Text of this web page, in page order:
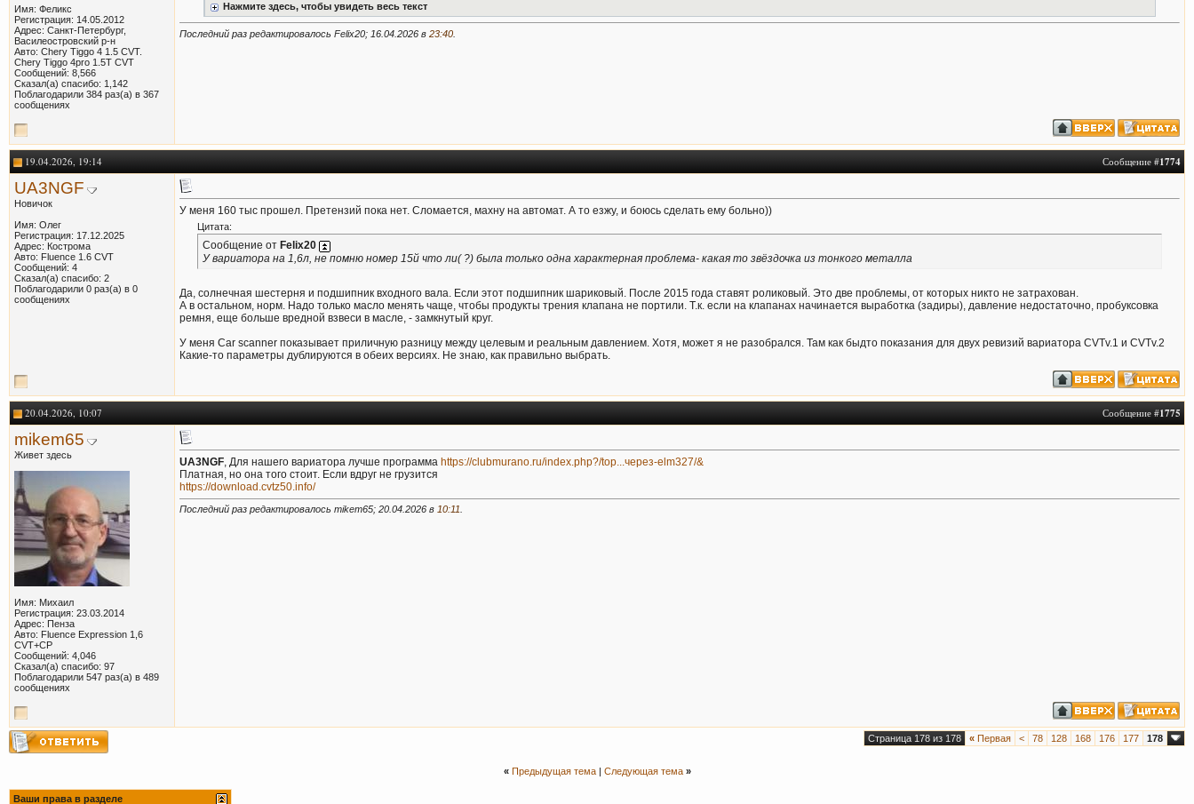
Имя: Феликс
Регистрация: 14.05.2012
Адрес: Санкт-Петербург,
Василеостровский р-н
Авто: Chery Tiggo 4 1.5 CVT.
Chery Tiggo 4pro 1.5T CVT
Сообщений: 8,566
Сказал(а) спасибо: 1,142
Поблагодарили 384 раз(а) в 367
сообщениях
Нажмите здесь, чтобы увидеть весь текст
Последний раз редактировалось Felix20; 16.04.2026 в 23:40
19.04.2026, 19:14 Сообщение #1774
UA3NGF
Новичок
Имя: Олег
Регистрация: 17.12.2025
Адрес: Кострома
Авто: Fluence 1.6 CVT
Сообщений: 4
Сказал(а) спасибо: 2
Поблагодарили 0 раз(а) в 0
сообщениях
У меня 160 тыс прошел. Претензий пока нет. Сломается, махну на автомат. А то езжу, и боюсь сделать ему больно))
Цитата:
Сообщение от Felix20
У вариатора на 1,6л, не помню номер 15й что ли( ?) была только одна характерная проблема- какая то звёздочка из тонкого металла
Да, солнечная шестерня и подшипник входного вала. Если этот подшипник шариковый. После 2015 года ставят роликовый. Это две проблемы, от которых никто не затрахован.
А в остальном, норм. Надо только масло менять чаще, чтобы продукты трения клапана не портили. Т.к. если на клапанах начинается выработка (задиры), давление недостаточно, пробуксовка
ремня, еще больше вредной взвеси в масле, - замкнутый круг.
У меня Car scanner показывает приличную разницу между целевым и реальным давлением. Хотя, может я не разобрался. Там как быдто показания для двух ревизий вариатора CVTv.1 и CVTv.2
Какие-то параметры дублируются в обеих версиях. Не знаю, как правильно выбрать.
20.04.2026, 10:07 Сообщение #1775
mikem65
Живет здесь
Имя: Михаил
Регистрация: 23.03.2014
Адрес: Пенза
Авто: Fluence Expression 1,6
CVT+СР
Сообщений: 4,046
Сказал(а) спасибо: 97
Поблагодарили 547 раз(а) в 489
сообщениях
UA3NGF, Для нашего вариатора лучше программа https://clubmurano.ru/index.php?/top...через-elm327/&
Платная, но она того стоит. Если вдруг не грузится
https://download.cvtz50.info/
Последний раз редактировалось mikem65; 20.04.2026 в 10:11
Страница 178 из 178 « Первая < 78 128 168 176 177 178
« Предыдущая тема| Следующая тема »
Ваши права в разделе